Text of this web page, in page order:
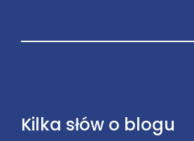
Kilka słów o blogu